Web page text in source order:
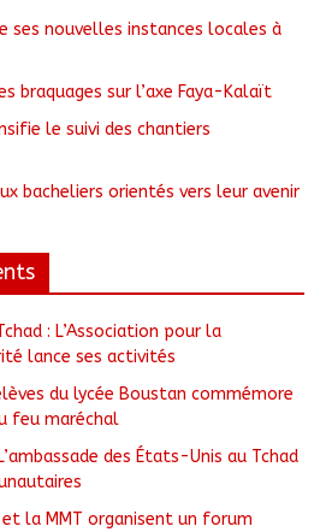
ses nouvelles instances locales à
braquages sur l’axe Faya-Kalaït
le suivi des chantiers
bacheliers orientés vers leur avenir
: L’Association pour la
lance ses activités
du lycée Boustan commémore
feu maréchal
des États-Unis au Tchad
et la MMT organisent un forum